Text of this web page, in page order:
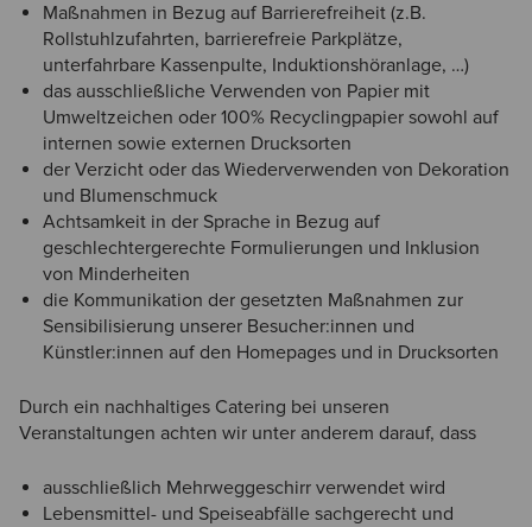
Maßnahmen in Bezug auf Barrierefreiheit (z.B.
Rollstuhlzufahrten, barrierefreie Parkplätze,
unterfahrbare Kassenpulte, Induktionshöranlage, …)
das ausschließliche Verwenden von Papier mit
Umweltzeichen oder 100% Recyclingpapier sowohl auf
internen sowie externen Drucksorten
der Verzicht oder das Wiederverwenden von Dekoration
und Blumenschmuck
Achtsamkeit in der Sprache in Bezug auf
geschlechtergerechte Formulierungen und Inklusion
von Minderheiten
die Kommunikation der gesetzten Maßnahmen zur
Sensibilisierung unserer Besucher:innen und
Künstler:innen auf den Homepages und in Drucksorten
Durch ein nachhaltiges Catering bei unseren
Veranstaltungen achten wir unter anderem darauf, dass
ausschließlich Mehrweggeschirr verwendet wird
Lebensmittel- und Speiseabfälle sachgerecht und